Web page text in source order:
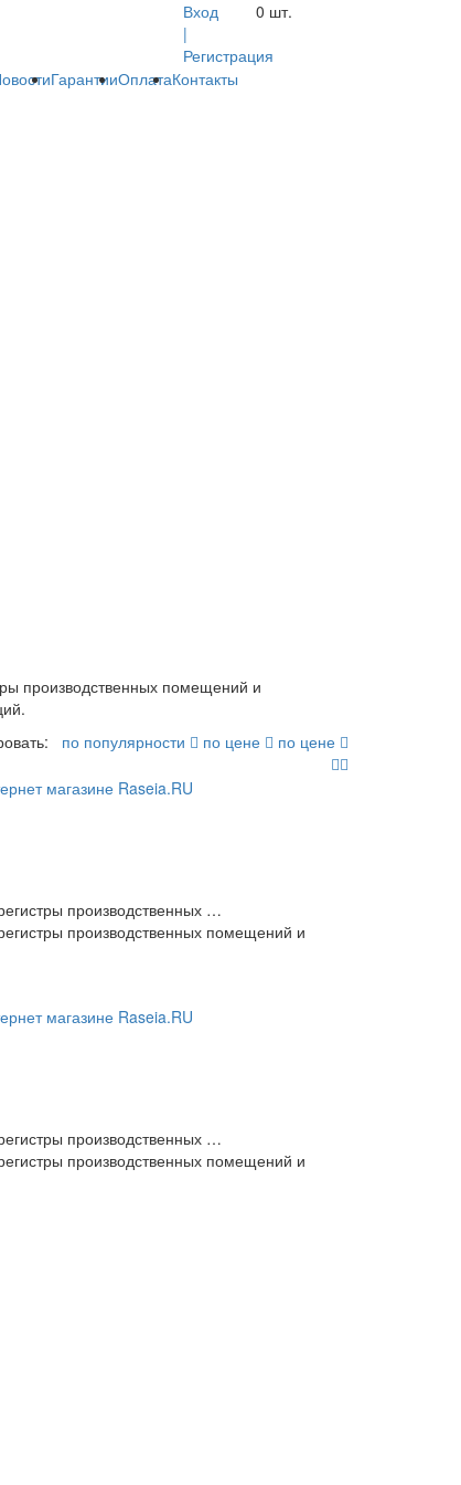
Вход
|
Регистрация
0 шт.
ГарантииОплатаКонтакты
производственных помещений и
по популярности по цене по цене
производственных …
производственных помещений и
производственных …
производственных помещений и